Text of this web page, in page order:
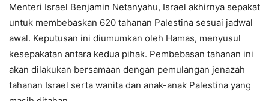
Menteri Israel Benjamin Netanyahu, Israel akhirnya sepakat
untuk membebaskan 620 tahanan Palestina sesuai jadwal
awal. Keputusan ini diumumkan oleh Hamas, menyusul
kesepakatan antara kedua pihak. Pembebasan tahanan ini
akan dilakukan bersamaan dengan pemulangan jenazah
tahanan Israel serta wanita dan anak-anak Palestina yang